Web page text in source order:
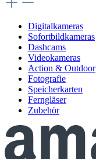
Digitalkameras
Sofortbildkameras
Dashcams
Videokameras
Action & Outdoor
Fotografie
Speicherkarten
Ferngläser
Zubehör